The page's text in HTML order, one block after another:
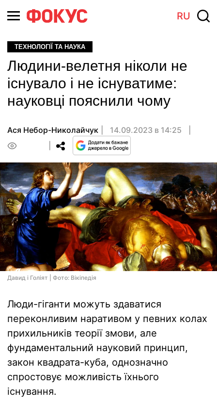
RU
ТЕХНОЛОГІЇ ТА НАУКА
Людини-велетня ніколи не
існувало і не існуватиме:
науковці пояснили чому
Ася Небор-Николайчук
14.09.2023 в 14:25
Давид і Голіят | Фото: Вікіпедія
Люди-гіганти можуть здаватися
переконливим наративом у певних колах
прихильників теорії змови, але
фундаментальний науковий принцип,
закон квадрата-куба, однозначно
спростовує можливість їхнього
існування.